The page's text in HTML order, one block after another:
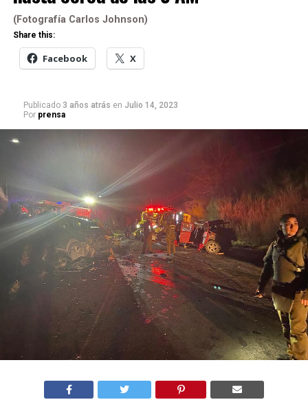
(Fotografía Carlos Johnson)
Share this:
Facebook X
Publicado 3 años atrás en Julio 14, 2023
Por prensa